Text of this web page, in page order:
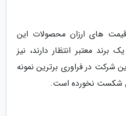
قیمت های ارزان محصولات این
برند معتبر انتظار دارند، نیز
شرکت در فراوری برترین نمونه
شکست نخورده است.